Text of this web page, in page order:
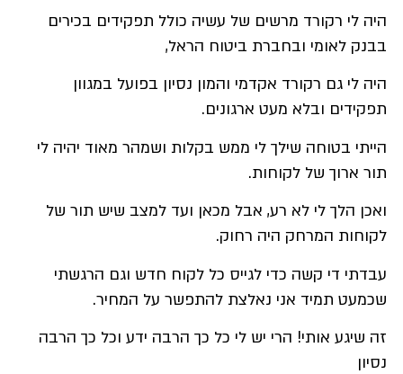
היה לי רקורד מרשים של עשיה כולל תפקידים בכירים
בבנק לאומי ובחברת ביטוח הראל,
היה לי גם רקורד אקדמי והמון נסיון בפועל במגוון
תפקידים ובלא מעט ארגונים.
הייתי בטוחה שילך לי ממש בקלות ושמהר מאוד יהיה לי
תור ארוך של לקוחות.
ואכן הלך לי לא רע, אבל מכאן ועד למצב שיש תור של
לקוחות המרחק היה רחוק.
עבדתי די קשה כדי לגייס כל לקוח חדש וגם הרגשתי
שכמעט תמיד אני נאלצת להתפשר על המחיר.
זה שיגע אותי! הרי יש לי כל כך הרבה ידע וכל כך הרבה
נסיון